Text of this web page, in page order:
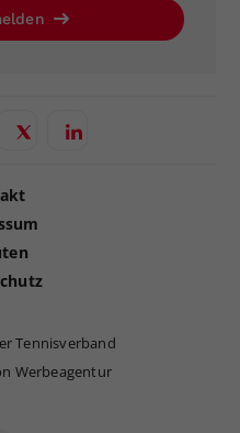
Tennisverband
Werbeagentur